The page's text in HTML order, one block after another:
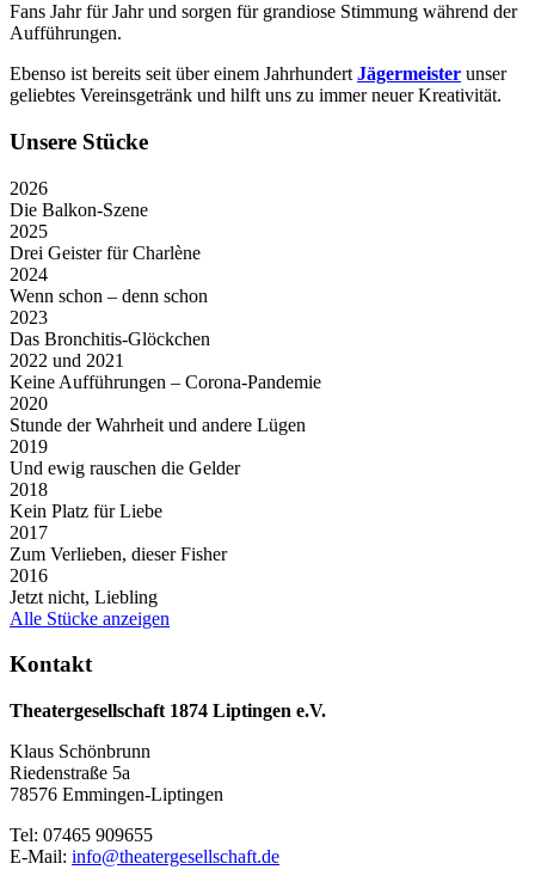
Fans Jahr für Jahr und sorgen für grandiose Stimmung während der
Aufführungen.
Ebenso ist bereits seit über einem Jahrhundert Jägermeister unser
geliebtes Vereinsgetränk und hilft uns zu immer neuer Kreativität.
Unsere Stücke
2026
Die Balkon-Szene
2025
Drei Geister für Charlène
2024
Wenn schon – denn schon
2023
Das Bronchitis-Glöckchen
2022 und 2021
Keine Aufführungen – Corona-Pandemie
2020
Stunde der Wahrheit und andere Lügen
2019
Und ewig rauschen die Gelder
2018
Kein Platz für Liebe
2017
Zum Verlieben, dieser Fisher
2016
Jetzt nicht, Liebling
Alle Stücke anzeigen
Kontakt
Theatergesellschaft 1874 Liptingen e.V.
Klaus Schönbrunn
Riedenstraße 5a
78576 Emmingen-Liptingen
Tel: 07465 909655
E-Mail: info@theatergesellschaft.de